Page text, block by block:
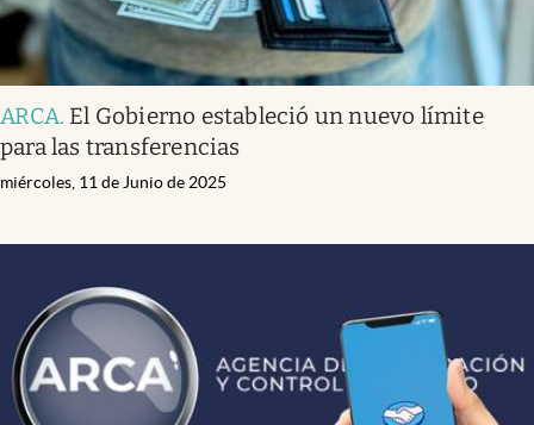
ARCA. El Gobierno estableció un nuevo límite
para las transferencias
miércoles, 11 de Junio de 2025